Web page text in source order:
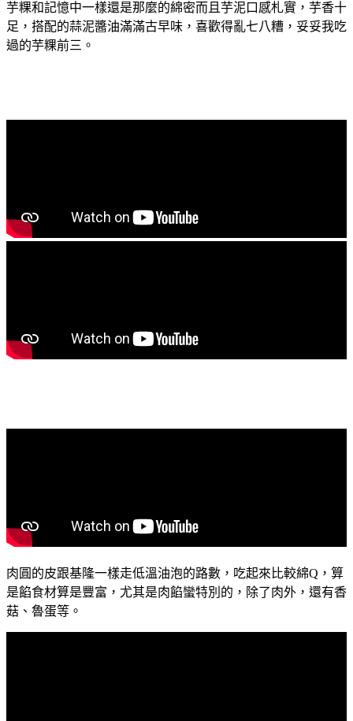
芋粿和記憶中一樣還是那麼的綿密而且芋泥口感札實，芋香十
足，搭配的蒜泥醬油滿滿古早味，喜歡得亂七八糟，妥妥我吃
過的芋粿前三。
肉圓的皮跟基隆一樣走低溫油泡的路數，吃起來比較綿Q，算
是餡食材算是豐富，尤其是肉餡蠻特別的，除了肉外，還有香
菇、魯蛋等。